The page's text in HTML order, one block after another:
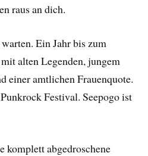
raus an dich.
Ein Jahr bis zum
alten Legenden, jungem
einer amtlichen Frauenquote.
Festival. Seepogo ist
komplett abgedroschene